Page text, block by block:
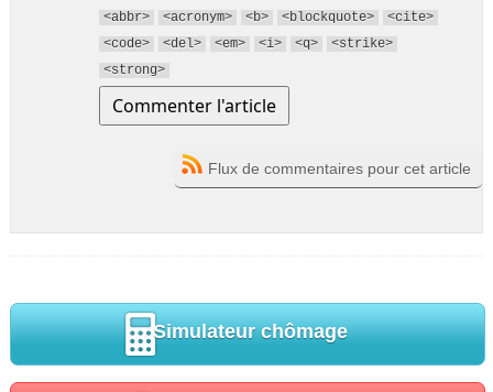
<abbr>
<acronym> <b> <blockquote>
<cite>
<code>
<del> <em> <i> <q>
<strike>
<strong>
Flux de commentaires pour cet article
Simulateur chômage